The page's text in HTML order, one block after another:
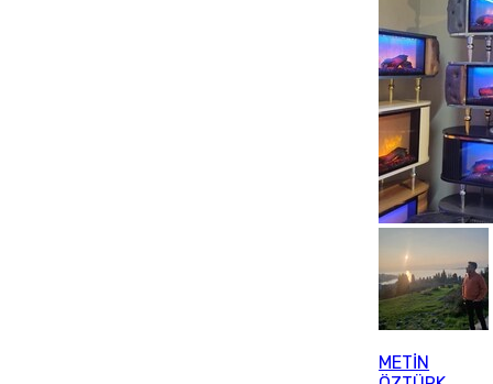
METİN